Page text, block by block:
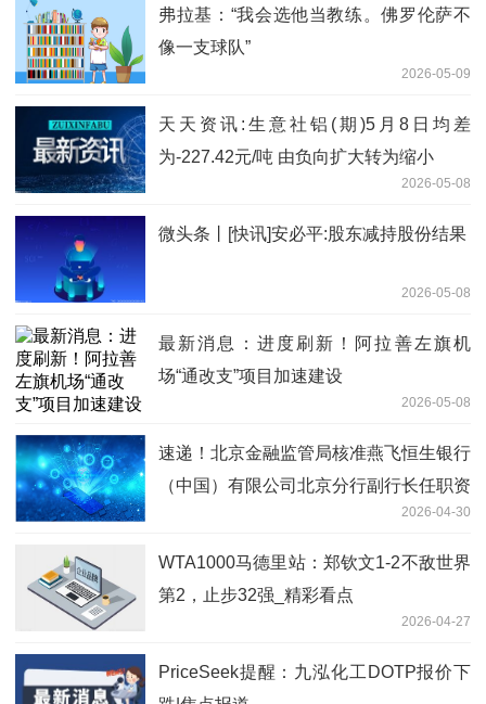
弗拉基：“我会选他当教练。佛罗伦萨不
像一支球队”
2026-05-09
天天资讯:生意社铝(期)5月8日均差
为-227.42元/吨 由负向扩大转为缩小
2026-05-08
微头条丨[快讯]安必平:股东减持股份结果
2026-05-08
最新消息：进度刷新！阿拉善左旗机
场“通改支”项目加速建设
2026-05-08
速递！北京金融监管局核准燕飞恒生银行
（中国）有限公司北京分行副行长任职资
2026-04-30
WTA1000马德里站：郑钦文1-2不敌世界
第2，止步32强_精彩看点
2026-04-27
PriceSeek提醒：九泓化工DOTP报价下